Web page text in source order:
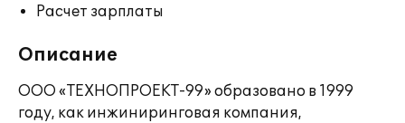
Расчет зарплаты
Описание
ООО «ТЕХНОПРОЕКТ-99» образовано в 1999
году, как инжиниринговая компания,